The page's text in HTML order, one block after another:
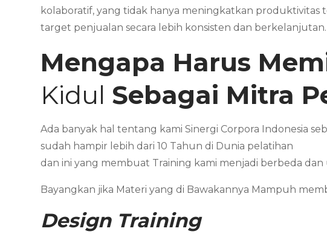
kolaboratif, yang tidak hanya meningkatkan produktivitas
target penjualan secara lebih konsisten dan berkelanjutan.
Mengapa Harus
Kidul Sebagai Mitra
Ada banyak hal tentang kami Sinergi Corpora Indonesia
sudah hampir lebih dari 10 Tahun di Dunia pelatihan
dan ini yang membuat Training kami menjadi berbeda
Bayangkan jika Materi yang di Bawakannya Mampuh
Design Training